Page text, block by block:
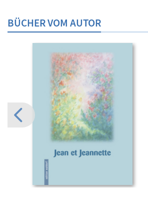
BÜCHER VOM AUTOR